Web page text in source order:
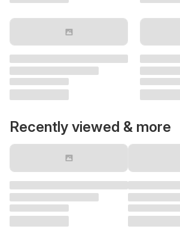
Recently viewed & more